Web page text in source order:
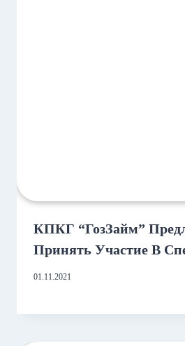
КПКГ “ГозЗайм”
Принять Участие В
Акции «ВСЁ
01.11.2021